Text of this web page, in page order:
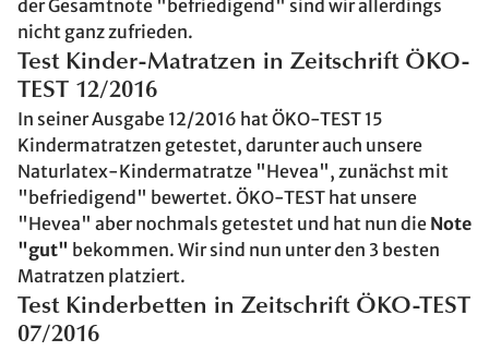
der Gesamtnote "befriedigend" sind wir allerdings
nicht ganz zufrieden.
Test Kinder-Matratzen in Zeitschrift ÖKO-
TEST 12/2016
In seiner Ausgabe 12/2016 hat ÖKO-TEST 15
Kindermatratzen getestet, darunter auch unsere
Naturlatex-Kindermatratze "Hevea", zunächst mit
"befriedigend" bewertet. ÖKO-TEST hat unsere
"Hevea" aber nochmals getestet und hat nun die Note
"gut" bekommen. Wir sind nun unter den 3 besten
Matratzen platziert.
Test Kinderbetten in Zeitschrift ÖKO-TEST
07/2016